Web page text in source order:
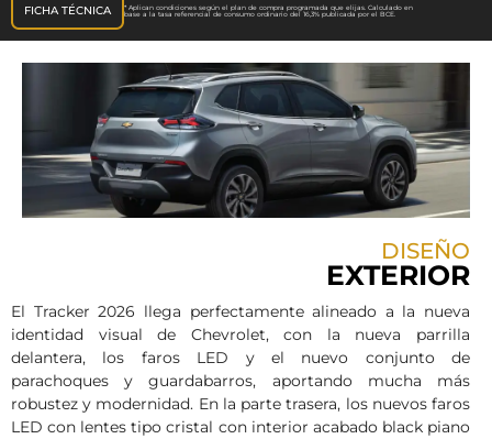
FICHA TÉCNICA * Aplican condiciones según el plan de compra programada que elijas. Calculado en
base a la tasa referencial de consumo ordinario del 16,3% publicada por el BCE.
DISEÑO
EXTERIOR
El Tracker 2026 llega perfectamente alineado a la nueva
identidad visual de Chevrolet, con la nueva parrilla
delantera, los faros LED y el nuevo conjunto de
parachoques y guardabarros, aportando mucha más
robustez y modernidad. En la parte trasera, los nuevos faros
LED con lentes tipo cristal con interior acabado black piano